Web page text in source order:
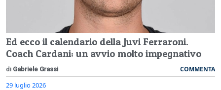
Ed ecco il calendario della Juvi Ferraroni.
Coach Cardani: un avvio molto impegnativo
di Gabriele Grassi COMMENTA
29 luglio 2026